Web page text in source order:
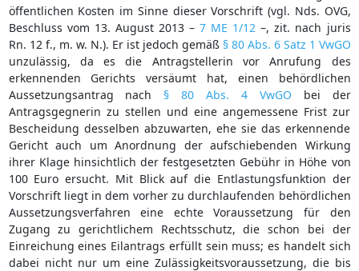
öffentlichen Kosten im Sinne dieser Vorschrift (vgl. Nds. OVG,
Beschluss vom 13. August 2013 – 7 ME 1/12 –, zit. nach juris
Rn. 12 f., m. w. N.). Er ist jedoch gemäß § 80 Abs. 6 Satz 1 VwGO
unzulässig, da es die Antragstellerin vor Anrufung des
erkennenden Gerichts versäumt hat, einen behördlichen
Aussetzungsantrag nach § 80 Abs. 4 VwGO bei der
Antragsgegnerin zu stellen und eine angemessene Frist zur
Bescheidung desselben abzuwarten, ehe sie das erkennende
Gericht auch um Anordnung der aufschiebenden Wirkung
ihrer Klage hinsichtlich der festgesetzten Gebühr in Höhe von
100 Euro ersucht. Mit Blick auf die Entlastungsfunktion der
Vorschrift liegt in dem vorher zu durchlaufenden behördlichen
Aussetzungsverfahren eine echte Voraussetzung für den
Zugang zu gerichtlichem Rechtsschutz, die schon bei der
Einreichung eines Eilantrags erfüllt sein muss; es handelt sich
dabei nicht nur um eine Zulässigkeitsvoraussetzung, die bis